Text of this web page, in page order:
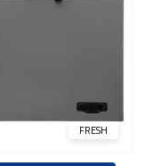
FRESH